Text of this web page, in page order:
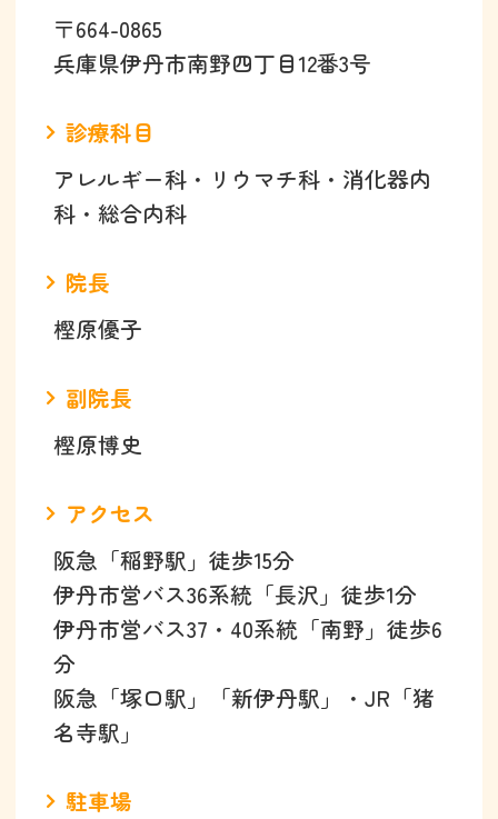
〒664-0865
兵庫県伊丹市南野四丁目12番3号
診療科目
アレルギー科・リウマチ科・消化器内
科・総合内科
院長
樫原優子
副院長
樫原博史
アクセス
阪急「稲野駅」徒歩15分
伊丹市営バス36系統「長沢」徒歩1分
伊丹市営バス37・40系統「南野」徒歩6
分
阪急「塚口駅」「新伊丹駅」・JR「猪
名寺駅」
駐車場